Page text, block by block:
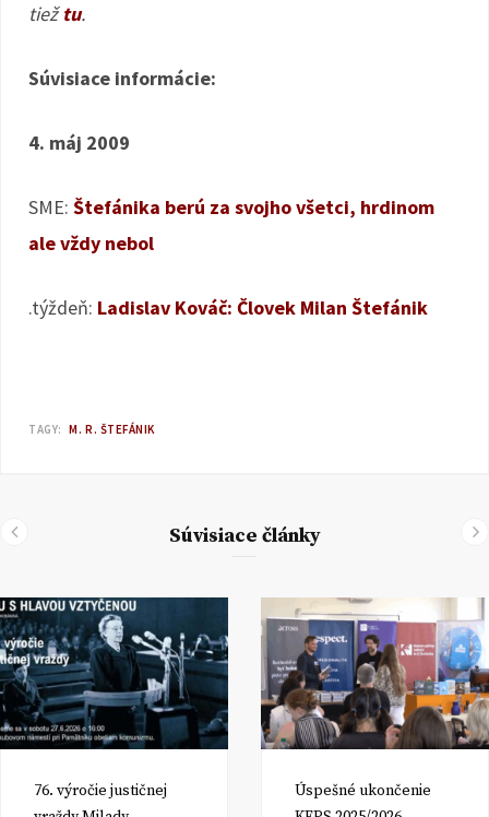
tiežtu.
Súvisiace informácie:
4. máj 2009
SME: Štefánika berú za svojho všetci, hrdinom
ale vždy nebol
.týždeň: Ladislav Kováč: Človek Milan Štefánik
TAGY: M. R. ŠTEFÁNIK
Súvisiace články
76. výročie justičnej
Úspešné ukončenie